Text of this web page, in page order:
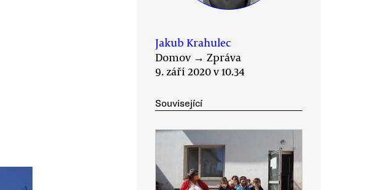
Jakub Krahulec
Domov → Zpráva
9. září 2020 v 10.34
Související